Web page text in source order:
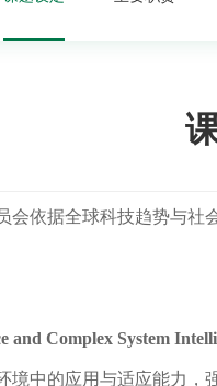
会依据全球科技趋势与
and Complex System
中的应用与适应能力，